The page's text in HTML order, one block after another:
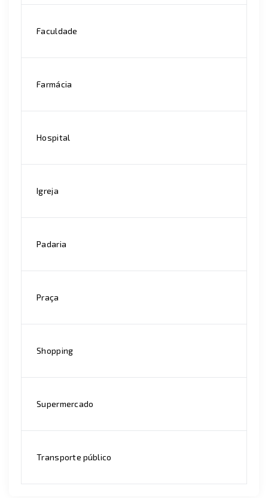
Faculdade
Farmácia
Hospital
Igreja
Padaria
Praça
Shopping
Supermercado
Transporte público